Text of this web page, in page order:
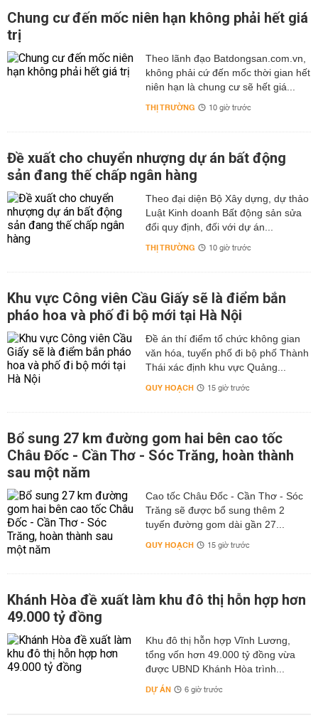
Chung cư đến mốc niên hạn không phải hết giá
trị
Theo lãnh đạo Batdongsan.com.vn,
không phải cứ đến mốc thời gian hết
niên hạn là chung cư sẽ hết giá...
THỊ TRƯỜNG 10 giờ trước
Đề xuất cho chuyển nhượng dự án bất động
sản đang thế chấp ngân hàng
Theo đại diện Bộ Xây dựng, dự thảo
Luật Kinh doanh Bất động sản sửa
đổi quy định, đối với dự án...
THỊ TRƯỜNG 10 giờ trước
Khu vực Công viên Cầu Giấy sẽ là điểm bắn
pháo hoa và phố đi bộ mới tại Hà Nội
Đề án thí điểm tổ chức không gian
văn hóa, tuyến phố đi bộ phố Thành
Thái xác định khu vực Quảng...
QUY HOẠCH 15 giờ trước
Bổ sung 27 km đường gom hai bên cao tốc
Châu Đốc - Cần Thơ - Sóc Trăng, hoàn thành
sau một năm
Cao tốc Châu Đốc - Cần Thơ - Sóc
Trăng sẽ được bổ sung thêm 2
tuyến đường gom dài gần 27...
QUY HOẠCH 15 giờ trước
Khánh Hòa đề xuất làm khu đô thị hỗn hợp hơn
49.000 tỷ đồng
Khu đô thị hỗn hợp Vĩnh Lương,
tổng vốn hơn 49.000 tỷ đồng vừa
được UBND Khánh Hòa trình...
DỰ ÁN 6 giờ trước